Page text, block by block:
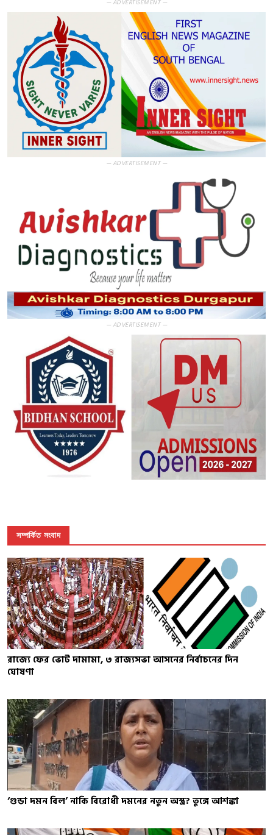
— ADVERTISEMENT —
— ADVERTISEMENT —
— ADVERTISEMENT —
সম্পর্কিত সংবাদ
রাজ্যে ফের ভোট দামামা, ৩ রাজ্যসভা আসনের নির্বাচনের দিন
ঘোষণা
‘গুন্ডা দমন বিল’ নাকি বিরোধী দমনের নতুন অস্ত্র? তুঙ্গে আশঙ্কা